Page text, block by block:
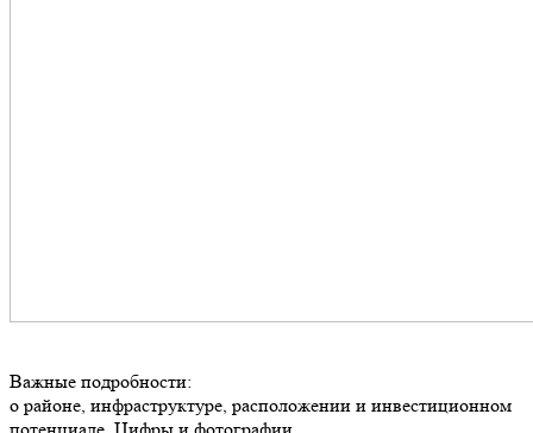
Важные подробности:
о районе, инфраструктуре, расположении и инвестиционном